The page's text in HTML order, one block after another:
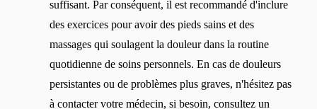
suffisant. Par conséquent, il est recommandé d'inclure
des exercices pour avoir des pieds sains et des
massages qui soulagent la douleur dans la routine
quotidienne de soins personnels. En cas de douleurs
persistantes ou de problèmes plus graves, n'hésitez pas
à contacter votre médecin, si besoin, consultez un